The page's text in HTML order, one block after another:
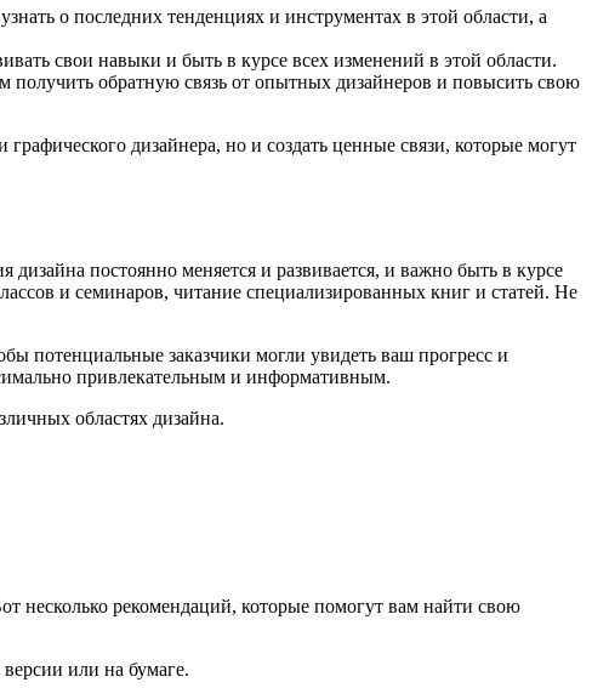
о последних тенденциях и инструментах в этой области, а
свои навыки и быть в курсе всех изменений в этой области.
получить обратную связь от опытных дизайнеров и повысить свою
дизайнера, но и создать ценные связи, которые могут
постоянно меняется и развивается, и важно быть в курсе
и семинаров, читание специализированных книг и статей. Не
потенциальные заказчики могли увидеть ваш прогресс и
привлекательным и информативным.
областях дизайна.
несколько рекомендаций, которые помогут вам найти свою
или на бумаге.